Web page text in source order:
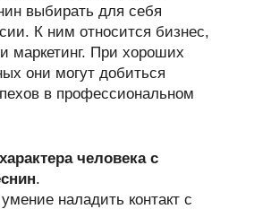
выбирать для себя
К ним относится бизнес,
маркетинг. При хороших
они могут добиться
в профессиональном
человека с
.
наладить контакт с